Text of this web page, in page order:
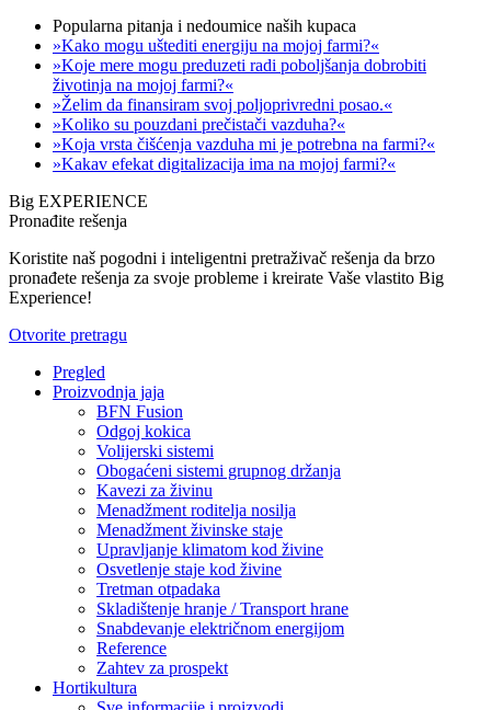
Popularna pitanja i nedoumice naših kupaca
»Kako mogu uštediti energiju na mojoj farmi?«
»Koje mere mogu preduzeti radi poboljšanja dobrobiti
životinja na mojoj farmi?«
»Želim da finansiram svoj poljoprivredni posao.«
»Koliko su pouzdani prečistači vazduha?«
»Koja vrsta čišćenja vazduha mi je potrebna na farmi?«
»Kakav efekat digitalizacija ima na mojoj farmi?«
Big EXPERIENCE
Pronađite rešenja
Koristite naš pogodni i inteligentni pretraživač rešenja da brzo
pronađete rešenja za svoje probleme i kreirate Vaše vlastito Big
Experience!
Otvorite pretragu
Pregled
Proizvodnja jaja
BFN Fusion
Odgoj kokica
Volijerski sistemi
Obogaćeni sistemi grupnog držanja
Kavezi za živinu
Menadžment roditelja nosilja
Menadžment živinske staje
Upravljanje klimatom kod živine
Osvetlenje staje kod živine
Tretman otpadaka
Skladištenje hranje / Transport hrane
Snabdevanje električnom energijom
Reference
Zahtev za prospekt
Hortikultura